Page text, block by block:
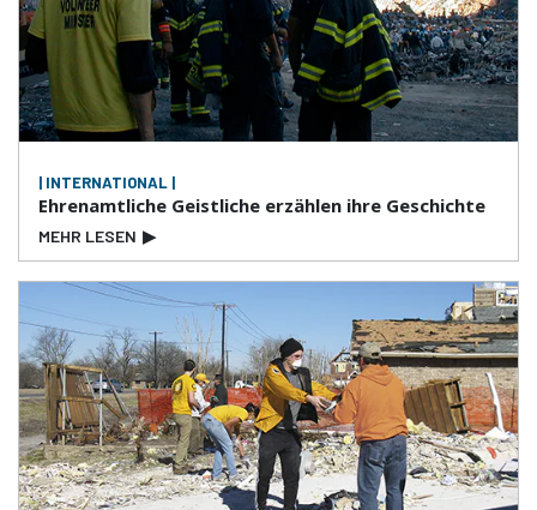
| INTERNATIONAL |
Ehrenamtliche Geistliche erzählen ihre Geschichte
MEHR LESEN ▶